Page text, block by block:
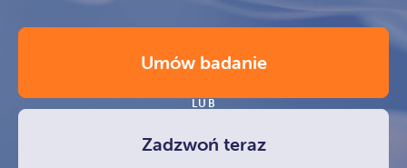
Umów badanie
LUB
Zadzwoń teraz